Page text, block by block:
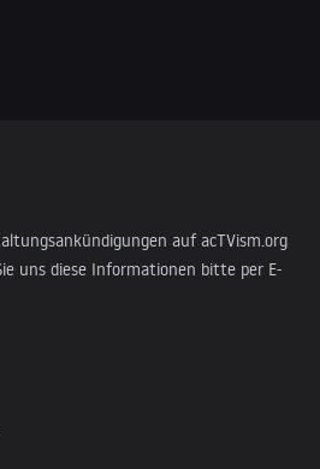
auf acTVism.org
uns diese Informationen bitte per E-